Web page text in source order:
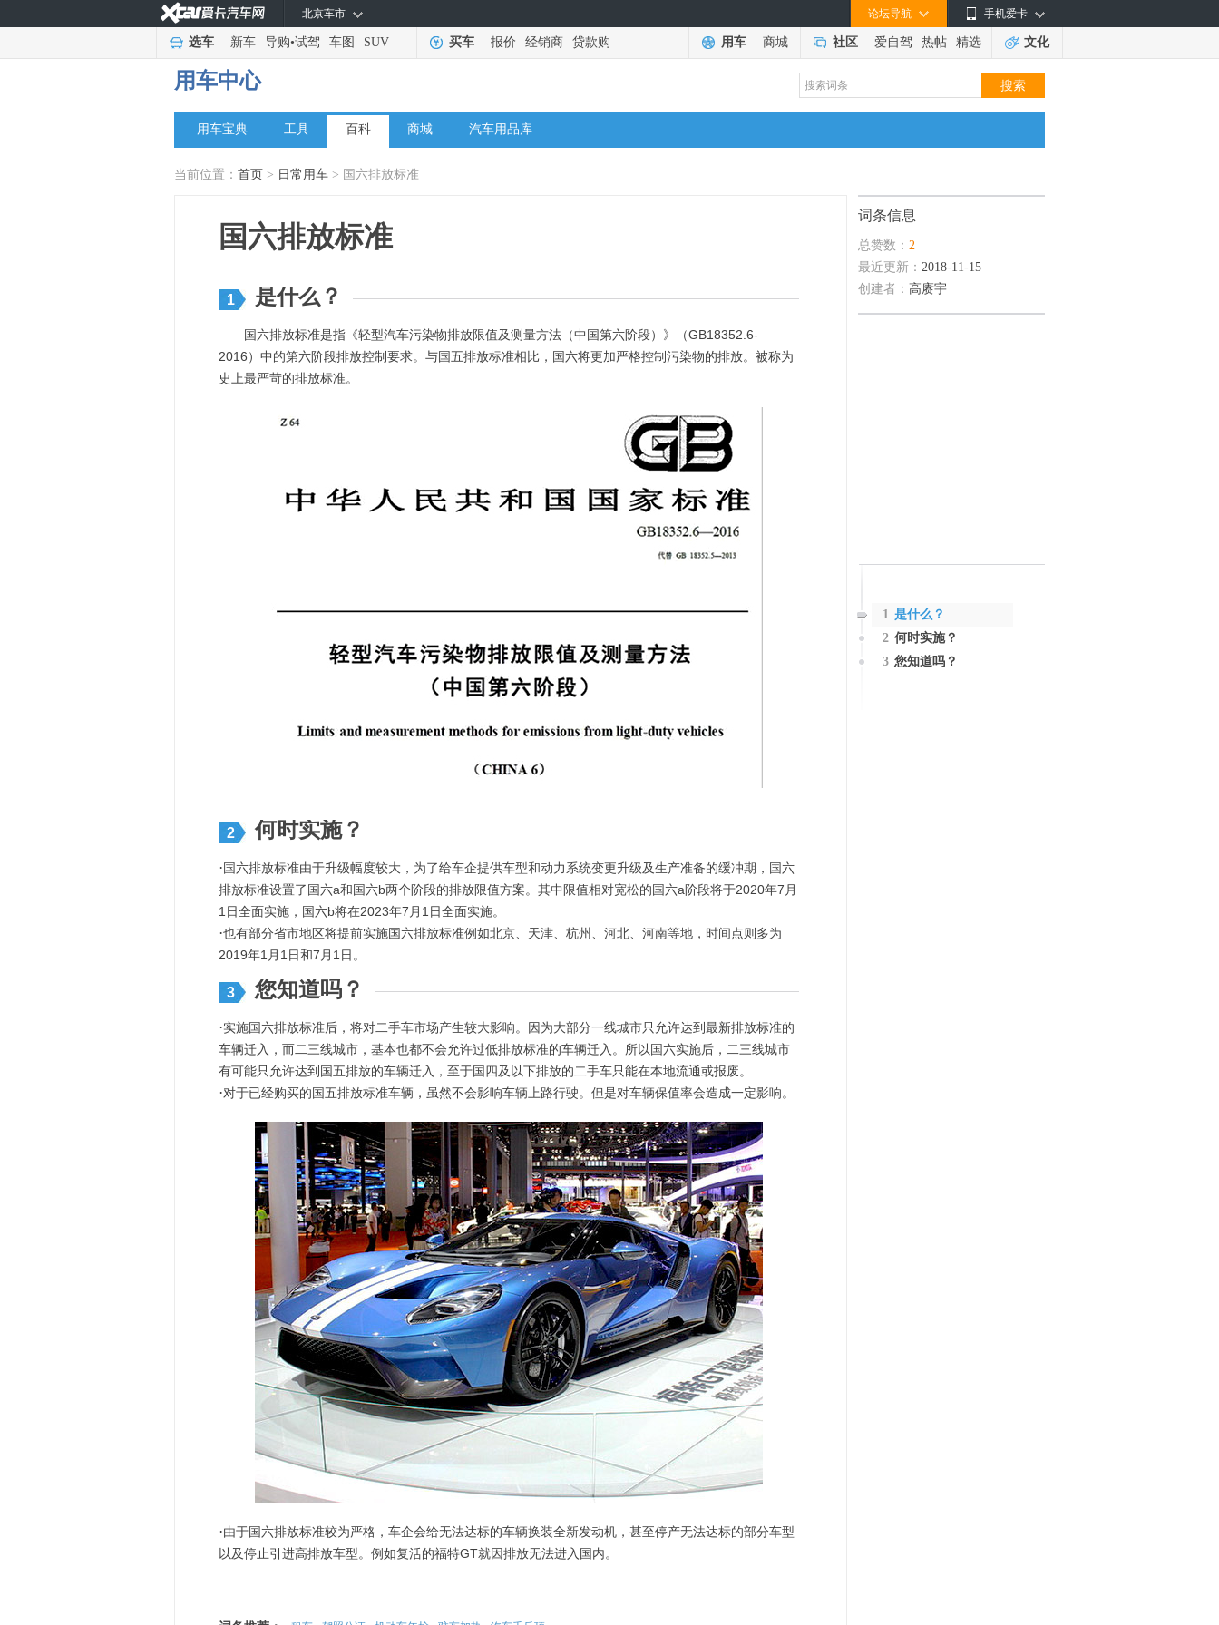
手机爱卡
论坛导航
北京车市
选车 新车 导购•试驾 车图 SUV 买车 报价 经销商 贷款购 用车 商城 社区 爱自驾 热帖 精选 文化
用车中心
用车宝典 工具 百科 商城 汽车用品库
当前位置： 首页 > 日常用车 > 国六排放标准
国六排放标准
1 是什么？
国六排放标准是指《轻型汽车污染物排放限值及测量方法（中国第六阶段）》（GB18352.6-
2016）中的第六阶段排放控制要求。与国五排放标准相比，国六将更加严格控制污染物的排放。被称为
史上最严苛的排放标准。
2 何时实施？
·国六排放标准由于升级幅度较大，为了给车企提供车型和动力系统变更升级及生产准备的缓冲期，国六
排放标准设置了国六a和国六b两个阶段的排放限值方案。其中限值相对宽松的国六a阶段将于2020年7月
1日全面实施，国六b将在2023年7月1日全面实施。
·也有部分省市地区将提前实施国六排放标准例如北京、天津、杭州、河北、河南等地，时间点则多为
2019年1月1日和7月1日。
3 您知道吗？
·实施国六排放标准后，将对二手车市场产生较大影响。因为大部分一线城市只允许达到最新排放标准的
车辆迁入，而二三线城市，基本也都不会允许过低排放标准的车辆迁入。所以国六实施后，二三线城市
有可能只允许达到国五排放的车辆迁入，至于国四及以下排放的二手车只能在本地流通或报废。
·对于已经购买的国五排放标准车辆，虽然不会影响车辆上路行驶。但是对车辆保值率会造成一定影响。
·由于国六排放标准较为严格，车企会给无法达标的车辆换装全新发动机，甚至停产无法达标的部分车型
以及停止引进高排放车型。例如复活的福特GT就因排放无法进入国内。
词条信息
总赞数： 2
最近更新： 2018-11-15
创建者： 高赓宇
1 是什么？
2 何时实施？
3 您知道吗？